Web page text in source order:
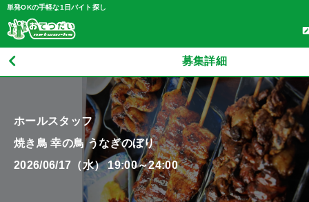
単発OKの手軽な1日バイト探し
募集詳細
ホールスタッフ
焼き鳥 幸の鳥 うなぎのぼり
2026/06/17（水） 19:00～24:00